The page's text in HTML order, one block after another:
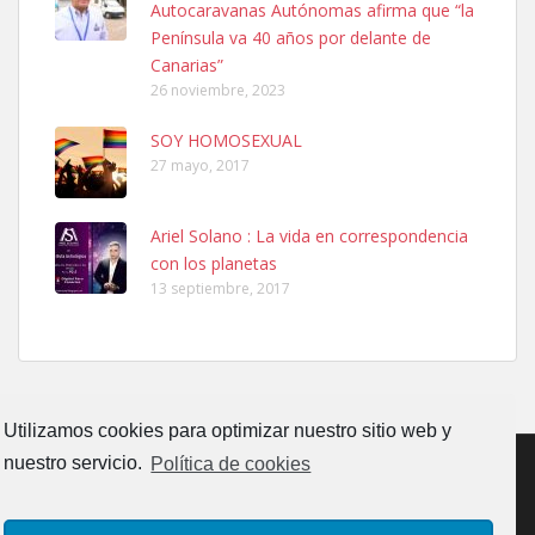
Utilizamos cookies para optimizar nuestro sitio web y
nuestro servicio. Política de cookies
calle, se perdió por la zon...
Leales.org » Gran Canaria
6.7.2025
Adopcion
Busco casa de acogida para mi perrita ya que por temas de trabajo
no la puedo tener. Solo gente r...
Gata joven encontrada
Autocaravanas Autónomas afirma que “la
Península va 40 años por delante de
Canarias”
26 noviembre, 2023
SOY HOMOSEXUAL
27 mayo, 2017
Ariel Solano : La vida en correspondencia
con los planetas
13 septiembre, 2017